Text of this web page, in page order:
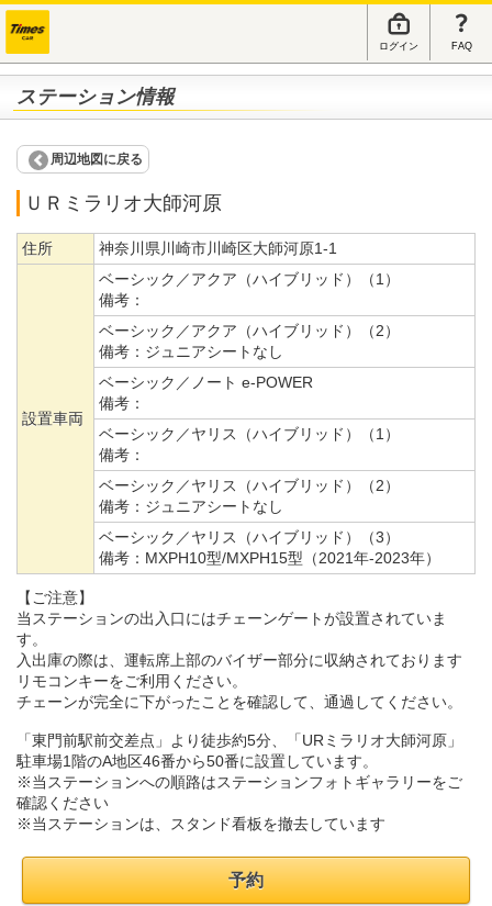
ログイン FAQ
ステーション情報
周辺地図に戻る
ＵＲミラリオ大師河原
住所 神奈川県川崎市川崎区大師河原1-1
設置車両
ベーシック／アクア（ハイブリッド）（1）
備考：
ベーシック／アクア（ハイブリッド）（2）
備考： ジュニアシートなし
ベーシック／ノート e-POWER
備考：
ベーシック／ヤリス（ハイブリッド）（1）
備考：
ベーシック／ヤリス（ハイブリッド）（2）
備考： ジュニアシートなし
ベーシック／ヤリス（ハイブリッド）（3）
備考： MXPH10型/MXPH15型（2021年-2023年）
【ご注意】
当ステーションの出入口にはチェーンゲートが設置されていま
す。
入出庫の際は、運転席上部のバイザー部分に収納されております
リモコンキーをご利用ください。
チェーンが完全に下がったことを確認して、通過してください。
「東門前駅前交差点」より徒歩約5分、「URミラリオ大師河原」
駐車場1階のA地区46番から50番に設置しています。
※当ステーションへの順路はステーションフォトギャラリーをご
確認ください
※当ステーションは、スタンド看板を撤去しています
予約